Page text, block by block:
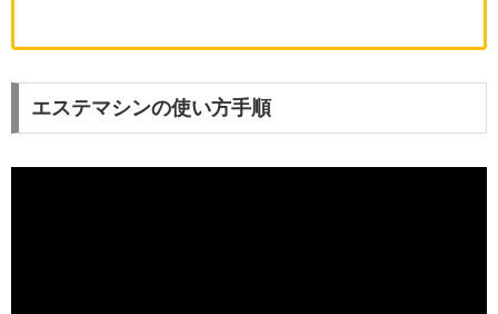
エステマシンの使い方手順